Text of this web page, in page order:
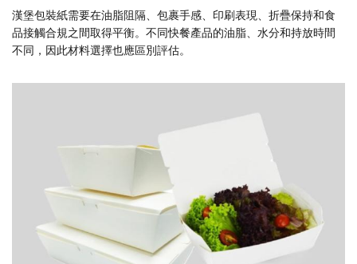
漢堡包裝紙需要在油脂阻隔、包裹手感、印刷表現、折疊保持和食
品接觸合規之間取得平衡。不同快餐產品的油脂、水分和持放時間
不同，因此材料選擇也應區別評估。